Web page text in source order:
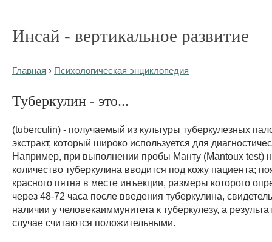
Инсай - вертикальное развитие
Главная › Психологическая энциклопедия
Туберкулин - это...
(tuberculin) - получаемый из культуры туберкулезных
экстракт, который широко используется для
Например, при выполнении пробы Манту (Mantoux test)
количество туберкулина вводится под кожу пациента;
красного пятна в месте инъекции, размеры которого
через 48-72 часа после введения туберкулина,
наличии у человекаиммунитета к туберкулезу, а
случае считаются положительными.